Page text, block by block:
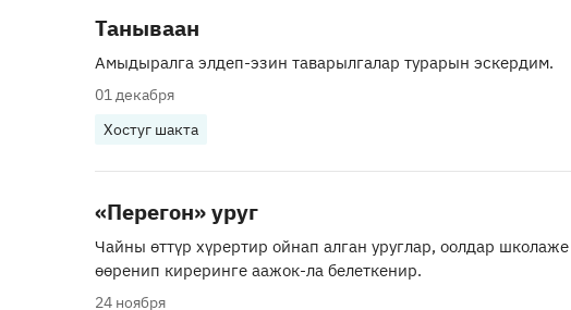
Танываан
Амыдыралга элдеп-эзин таварылгалар турарын эскердим.
01 декабря
Хостуг шакта
«Перегон» уруг
Чайны өттүр хүрертир ойнап алган уруглар, оолдар школаже
өөренип киреринге аажок-ла белеткенир.
24 ноября